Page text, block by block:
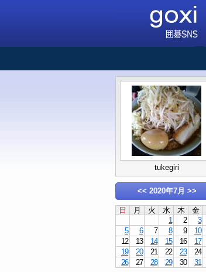
tukegiri
<< 2020年7月 >>
日 月 火 水 木 金
1
2 3
5
6 7 8 9 10
12
13 14 15 16 17
19
20 21 22 23 24
26
27 28 29 30 31